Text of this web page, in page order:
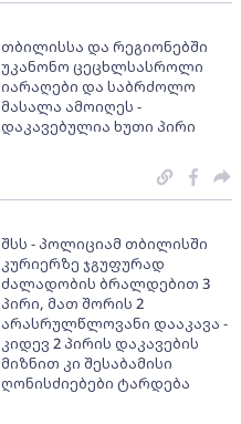
თბილისსა და რეგიონებში
უკანონო ცეცხლსასროლი
იარაღები და საბრძოლო
მასალა ამოიღეს -
დაკავებულია ხუთი პირი
შსს - პოლიციამ თბილისში
კურიერზე ჯგუფურად
ძალადობის ბრალდებით 3
პირი, მათ შორის 2
არასრულწლოვანი დააკავა -
კიდევ 2 პირის დაკავების
მიზნით კი შესაბამისი
ღონისძიებები ტარდება